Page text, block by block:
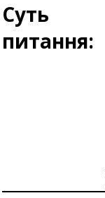
Суть
питання: